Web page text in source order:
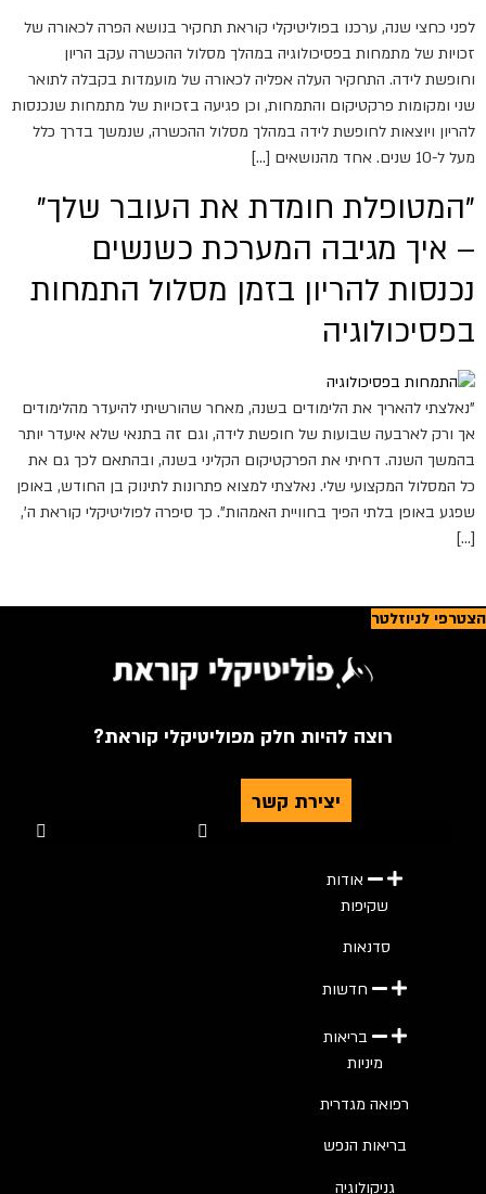
לפני כחצי שנה, ערכנו בפוליטיקלי קוראת תחקיר בנושא הפרה לכאורה של
זכויות של מתמחות בפסיכולוגיה במהלך מסלול ההכשרה עקב הריון
וחופשת לידה. התחקיר העלה אפליה לכאורה של מועמדות בקבלה לתואר
שני ומקומות פרקטיקום והתמחות, וכן פגיעה בזכויות של מתמחות שנכנסות
להריון ויוצאות לחופשת לידה במהלך מסלול ההכשרה, שנמשך בדרך כלל
מעל ל-10 שנים. אחד מהנושאים […]
"המטופלת חומדת את העובר שלך"
– איך מגיבה המערכת כשנשים
נכנסות להריון בזמן מסלול התמחות
בפסיכולוגיה
"נאלצתי להאריך את הלימודים בשנה, מאחר שהורשיתי להיעדר מהלימודים
אך ורק לארבעה שבועות של חופשת לידה, וגם זה בתנאי שלא איעדר יותר
בהמשך השנה. דחיתי את הפרקטיקום הקליני בשנה, ובהתאם לכך גם את
כל המסלול המקצועי שלי. נאלצתי למצוא פתרונות לתינוק בן החודש, באופן
שפגע באופן בלתי הפיך בחוויית האמהות". כך סיפרה לפוליטיקלי קוראת ה',
[…]
הצטרפי לניוזלטר
רוצה להיות חלק מפוליטיקלי קוראת?
יצירת קשר
אודות
שקיפות
סדנאות
חדשות
בריאות
מיניות
רפואה מגדרית
בריאות הנפש
גניקולוגיה